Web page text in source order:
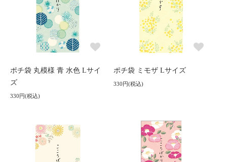
ポチ袋 丸模様 青 水色 Lサイ
ズ
330円(税込)
ポチ袋 ミモザ Lサイズ
330円(税込)